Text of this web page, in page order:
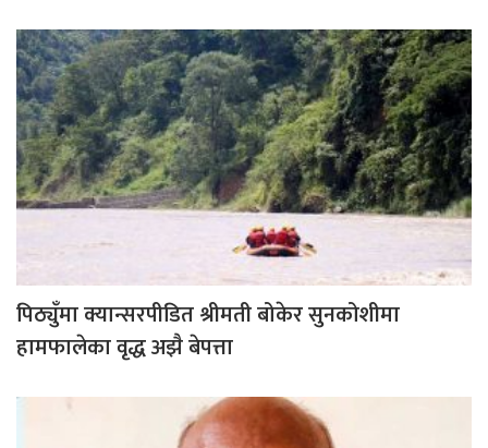
पिठ्युँमा क्यान्सरपीडित श्रीमती बोकेर सुनकोशीमा
हामफालेका वृद्ध अझै बेपत्ता